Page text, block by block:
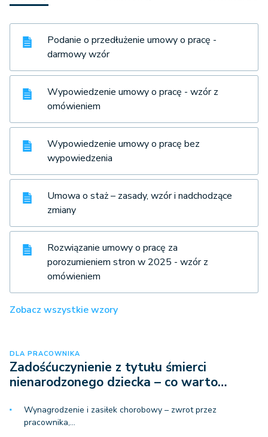
Podanie o przedłużenie umowy o pracę -
darmowy wzór
Wypowiedzenie umowy o pracę - wzór z
omówieniem
Wypowiedzenie umowy o pracę bez
wypowiedzenia
Umowa o staż – zasady, wzór i nadchodzące
zmiany
Rozwiązanie umowy o pracę za
porozumieniem stron w 2025 - wzór z
omówieniem
Zobacz wszystkie wzory
DLA PRACOWNIKA
Zadośćuczynienie z tytułu śmierci
nienarodzonego dziecka – co warto…
Wynagrodzenie i zasiłek chorobowy – zwrot przez
pracownika,…